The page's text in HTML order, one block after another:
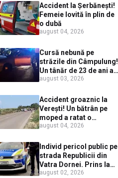
combustibil
Accident la Șerbănești!
Femeie lovită în plin de
o dubă
august 04, 2026
Cursă nebună pe
străzile din Câmpulung!
Un tânăr de 23 de ani a
fugit de poliție cu un
un gard de pe strada
Sirenei
august 03, 2026
Accident groaznic la
Verești! Un bătrân pe
moped a ratat o
depășire și a ajuns sub
august 04, 2026
Individ pericol public pe
strada Republicii din
Vatra Dornei. Prins la
volan cu mașina
august 02, 2026